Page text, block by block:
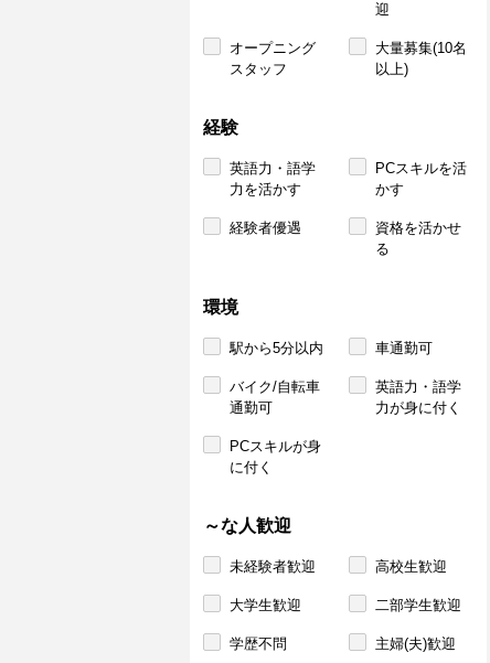
迎
オープニング
スタッフ
大量募集(10名
以上)
経験
英語力・語学
力を活かす
PCスキルを活
かす
経験者優遇
資格を活かせ
る
環境
駅から5分以内 車通勤可
バイク/自転車
通勤可
英語力・語学
力が身に付く
PCスキルが身
に付く
～な人歓迎
未経験者歓迎 高校生歓迎
大学生歓迎 二部学生歓迎
学歴不問 主婦(夫)歓迎